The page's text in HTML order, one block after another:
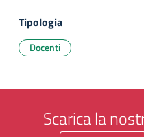
Tipologia
Docenti
Scarica la